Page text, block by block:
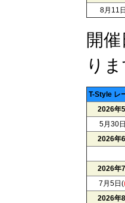
8月11
開
り
T-Style レ
2026年
5月30
2026年
2026年
7月5日(
2026年